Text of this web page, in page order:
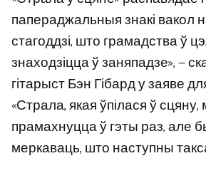
папераджальныя знакі вакол
стагоддзі, што грамадства ў
знаходзіцца ў заняпадзе», —
гітарыст Бэн Гібард у заяве
«Страла, якая ўпілася ў сцяну,
прамахнуцца ў гэты раз, але
меркаваць, што наступны